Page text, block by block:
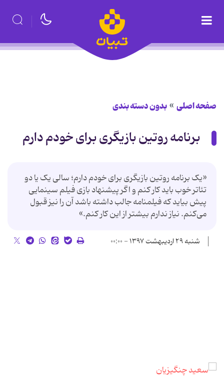
صفحه اصلی بدون دسته بندی
برنامه روتین بازیگری برای خودم دارم
«یک برنامه روتین بازیگری برای خودم دارم؛ سالی یک یا دو
تئاتر خوب باید کار کنم و اگر پیشنهاد بازی فیلم سینمایی
پیش بیاید که فیلمنامه جالب داشته باشد آن را نیز قبول
می‌کنم. نیاز ندارم بیشتر از این کار کنم.»
شنبه ۲۹ اردیبهشت ۱۳۹۷ - ۰۰:۰۰